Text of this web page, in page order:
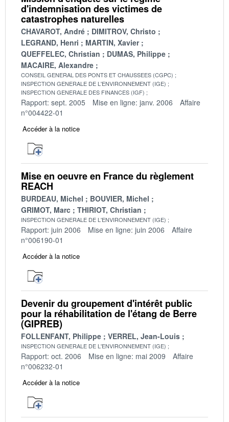
d'indemnisation des victimes de
catastrophes naturelles
CHAVAROT, André
DIMITROV, Christo
LEGRAND, Henri
MARTIN, Xavier
QUEFFELEC, Christian
DUMAS, Philippe
MACAIRE, Alexandre
CONSEIL GENERAL DES PONTS ET CHAUSSEES (CGPC)
INSPECTION GENERALE DE L'ENVIRONNEMENT (IGE)
INSPECTION GENERALE DES FINANCES (IGF)
Rapport: sept. 2005 Mise en ligne: janv. 2006
Affaire
n°004422-01
Accéder à la notice
Mise en oeuvre en France du règlement
REACH
BURDEAU, Michel
BOUVIER, Michel
GRIMOT, Marc
THIRIOT, Christian
INSPECTION GENERALE DE L'ENVIRONNEMENT (IGE)
Rapport: juin 2006 Mise en ligne: juin 2006
Affaire
n°006190-01
Accéder à la notice
Devenir du groupement d'intérêt public
pour la réhabilitation de l'étang de Berre
(GIPREB)
FOLLENFANT, Philippe VERREL, Jean-Louis
INSPECTION GENERALE DE L'ENVIRONNEMENT (IGE)
Rapport: oct. 2006 Mise en ligne: mai 2009
Affaire
n°006232-01
Accéder à la notice